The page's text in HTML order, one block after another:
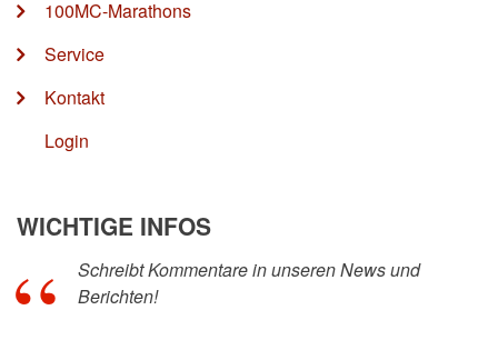
100MC-Marathons
Service
Kontakt
Login
WICHTIGE INFOS
Schreibt Kommentare in unseren News und
Berichten!